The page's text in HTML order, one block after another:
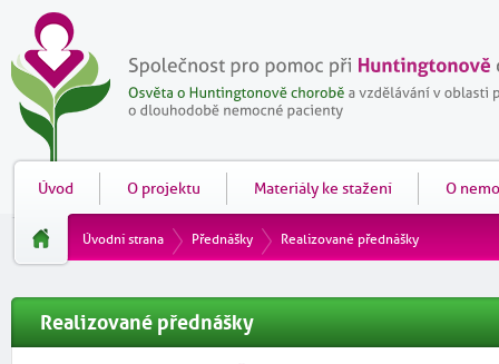
Úvod O projektu Materiály ke stažení O
Úvodní strana Přednášky Realizované přednášky
Realizované přednášky